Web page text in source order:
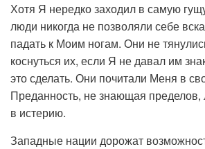
Хотя Я нередко заходил в самую
люди никогда не позволяли себе
падать к Моим ногам. Они не
коснуться их, если Я не давал им
это сделать. Они почитали Меня в
Преданность, не знающая пределов,
в истерию.
Западные нации дорожат